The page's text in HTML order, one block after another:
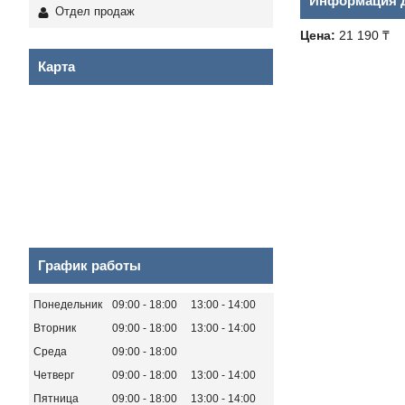
Цена: 21 190 ₸
Отдел продаж
Карта
График работы
Понедельник 09:00 18:00 13:00
14:00
Вторник
09:00 18:00 13:00
14:00
Среда
09:00
18:00
Четверг
09:00 18:00 13:00
14:00
Пятница
09:00 18:00 13:00
14:00